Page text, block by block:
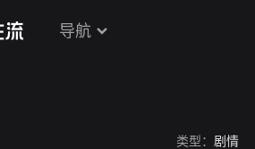
导航
类型： 剧情